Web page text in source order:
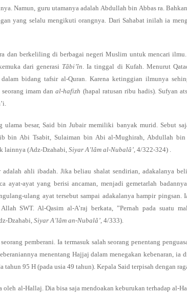
Namun, guru utamanya adalah Abdullah bin Abbas ra.
yang selalu mengikuti orangnya. Dari Sahabat inilah ia
dan berkeliling di berbagai negeri Muslim untuk mencari
dari generasi Tâbi’în. Ia tinggal di Kufah. Menurut
bidang tafsir al-Quran. Karena ketinggian ilmunya
seorang imam danal-hafizh (hapal ratusan ribu hadis). Sufyan
ulama besar, Said bin Jubair memiliki banyak murid. Sebut
bin Abi Tsabit, Sulaiman bin Abi al-Mughirah, Abdullah
lainnya (Adz-Dzahabi,Siyar A’lâm al-Nubalâ’, 4/322-324) .
ahli ibadah. Jika beliau shalat sendirian, adakalanya
ayat-ayat yang berisi ancaman, menjadi gemetarlah
ulang ayat tersebut sampai adakalanya hampir pingsan.
SWT. Al-Qasim al-A’raj berkata, ”Pernah pada suatu
Dzahabi, Siyar A’lâm an-Nubalâ’, 4/333).
pemberani. Ia termasuk salah seorang penentang
menentang Hajjaj dalam menegakan kebenaran, ia
tahun 95 H (pada usia 49 tahun). Kepala Said terpisah dengan
oleh al-Hallaj. Dia bisa saja mendoakan keburukan terhadap al-